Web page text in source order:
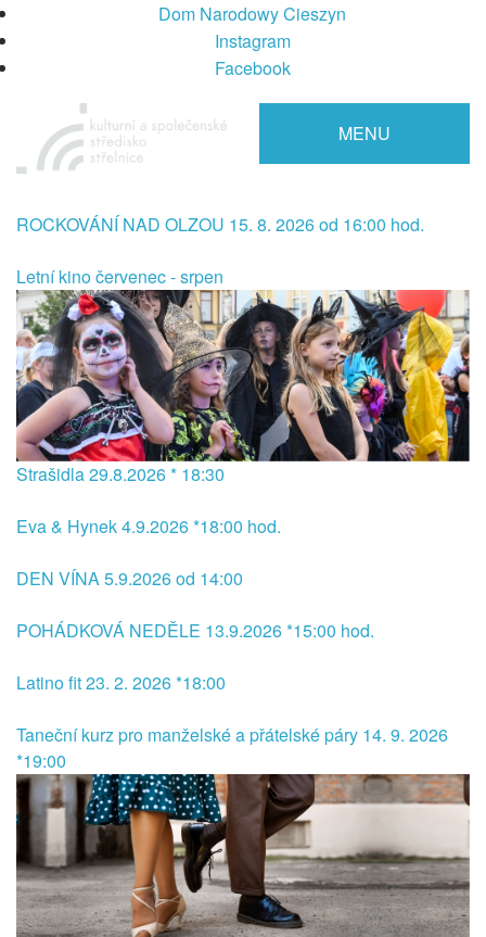
Dom Narodowy Cieszyn
Instagram
Facebook
MENU
ROCKOVÁNÍ NAD OLZOU 15. 8. 2026 od 16:00 hod.
Letní kino červenec - srpen
Strašidla 29.8.2026 * 18:30
Eva & Hynek 4.9.2026 *18:00 hod.
DEN VÍNA 5.9.2026 od 14:00
POHÁDKOVÁ NEDĚLE 13.9.2026 *15:00 hod.
Latino fit 23. 2. 2026 *18:00
Taneční kurz pro manželské a přátelské páry 14. 9. 2026
*19:00